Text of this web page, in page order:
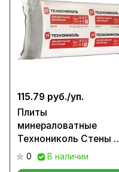
115.79 руб./уп.
Плиты
минераловатные
Технониколь Стены и
крыши ПРОФ
0 В наличии